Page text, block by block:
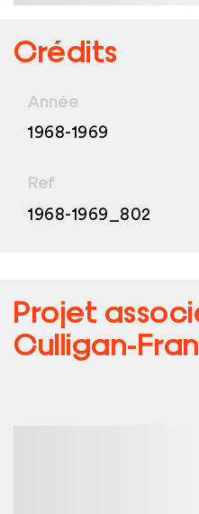
Crédits
Année
1968-1969
Ref
1968-1969_802
Projet
Culligan-